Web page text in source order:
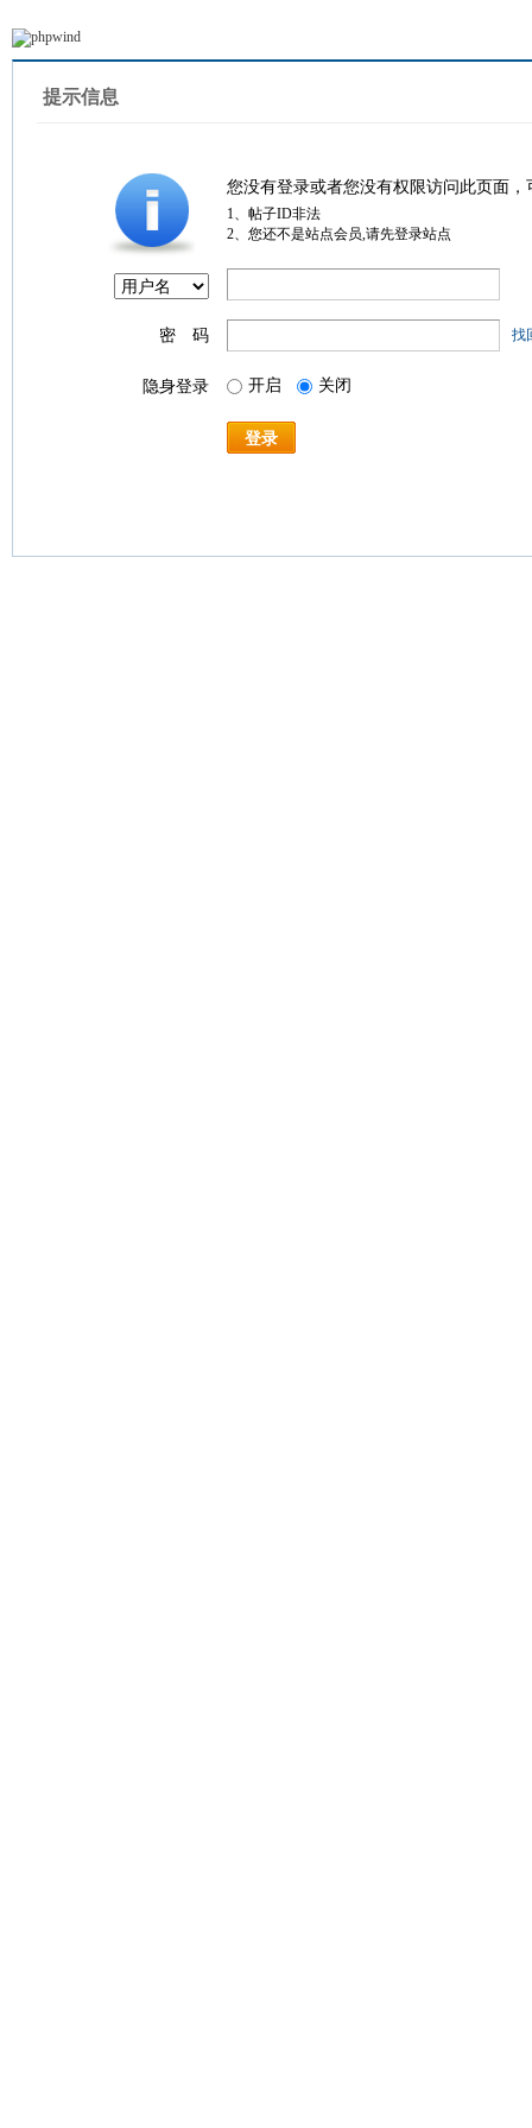
提示信息
您没有登录或者您没有权限访问此页面
1、帖子ID非法
2、您还不是站点会员,请先登录站点
密 码 找
隐身登录 开启 关闭
登录